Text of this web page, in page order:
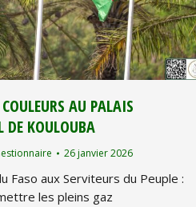
AU PALAIS
DE KOULOUBA
26 janvier 2026
Faso aux Serviteurs du Peuple :
les pleins gaz